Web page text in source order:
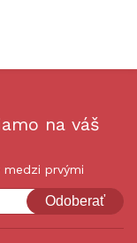
na váš
medzi prvými
Odoberať